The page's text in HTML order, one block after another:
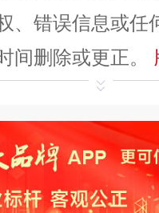
、错误信息或任
间删除或更正。
有内容（文字
产权归本站所
本站不生产产
提供中介服务。